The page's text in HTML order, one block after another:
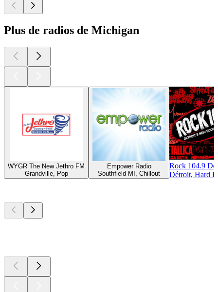
Plus de radios de Michigan
WYGR The New Jethro FM
Grandville, Pop
Empower Radio
Southfield MI, Chillout
Rock 104.9
Détroit, Hard